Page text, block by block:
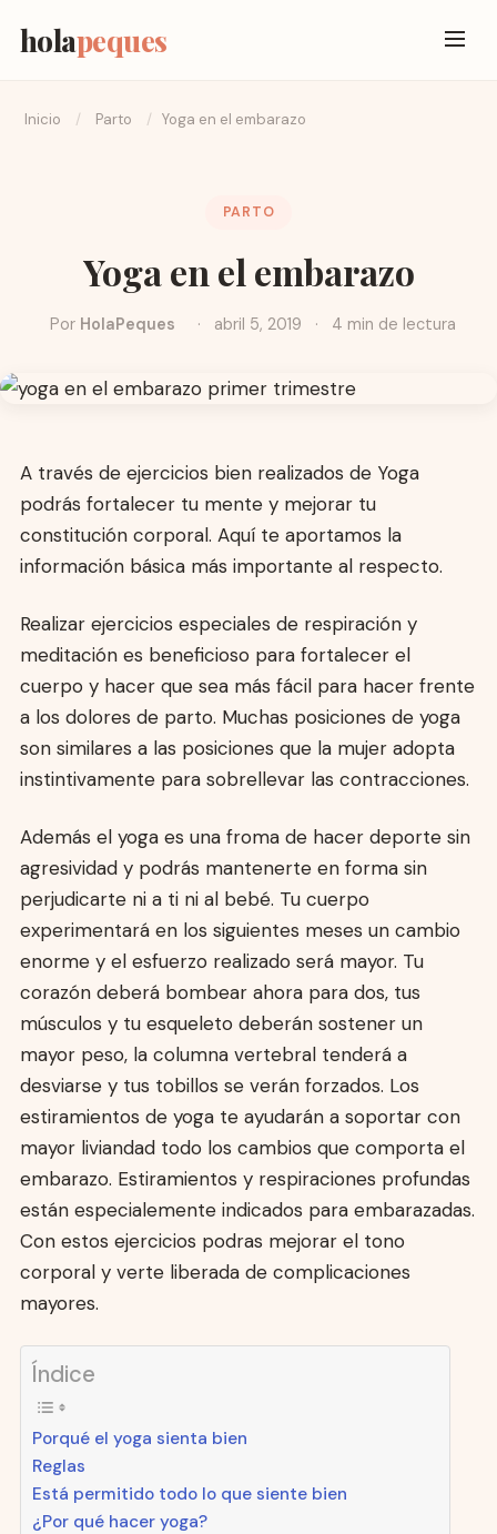
holapeques
Inicio / Parto / Yoga en el embarazo
PARTO
Yoga en el embarazo
Por HolaPeques · abril 5, 2019 · 4 min de lectura
A través de ejercicios bien realizados de Yoga
podrás fortalecer tu mente y mejorar tu
constitución corporal. Aquí te aportamos la
información básica más importante al respecto.
Realizar ejercicios especiales de respiración y
meditación es beneficioso para fortalecer el
cuerpo y hacer que sea más fácil para hacer frente
a los dolores de parto. Muchas posiciones de yoga
son similares a las posiciones que la mujer adopta
instintivamente para sobrellevar las contracciones.
Además el yoga es una froma de hacer deporte sin
agresividad y podrás mantenerte en forma sin
perjudicarte ni a ti ni al bebé. Tu cuerpo
experimentará en los siguientes meses un cambio
enorme y el esfuerzo realizado será mayor. Tu
corazón deberá bombear ahora para dos, tus
músculos y tu esqueleto deberán sostener un
mayor peso, la columna vertebral tenderá a
desviarse y tus tobillos se verán forzados. Los
estiramientos de yoga te ayudarán a soportar con
mayor liviandad todo los cambios que comporta el
embarazo. Estiramientos y respiraciones profundas
están especialemente indicados para embarazadas.
Con estos ejercicios podras mejorar el tono
corporal y verte liberada de complicaciones
mayores.
Índice
Porqué el yoga sienta bien
Reglas
Está permitido todo lo que siente bien
¿Por qué hacer yoga?